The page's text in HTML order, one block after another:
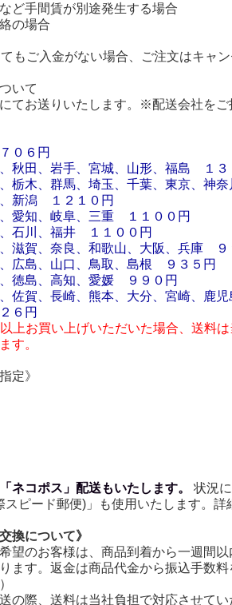
ど手間賃が別途発生する場合
の場合
もご入金がない場合、ご注文はキャ
いて
にてお送りいたします。※配送会社を
０６円
秋田、岩手、宮城、山形、福島 １３
栃木、群馬、埼玉、千葉、東京、神
新潟 １２１０円
愛知、岐阜、三重 １１００円
石川、福井 １１００円
滋賀、奈良、和歌山、大阪、兵庫 ９
広島、山口、鳥取、島根 ９３５円
徳島、高知、愛媛 ９９０円
佐賀、長崎、熊本、大分、宮崎、鹿
６円
上お買い上げいただいた場合、送料
す。
定》
ネコポス」配送もいたします。
状況
スピード郵便)」も使用いたします。詳
換について》
望のお客様は、商品到着から一週間
ます。返金は商品代金から振込手数
の際、送料は当社負担で対応させて